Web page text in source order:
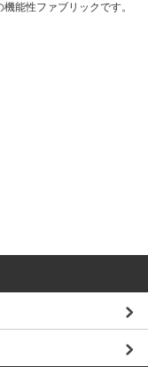
能性ファブリックです。